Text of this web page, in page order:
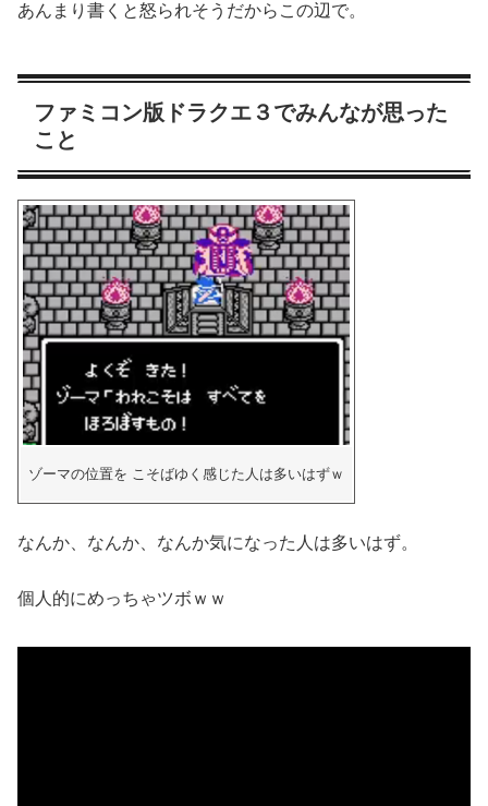
あんまり書くと怒られそうだからこの辺で。
ファミコン版ドラクエ３でみんなが思った
こと
ゾーマの位置を こそばゆく感じた人は多いはずｗ
なんか、なんか、なんか気になった人は多いはず。
個人的にめっちゃツボｗｗ